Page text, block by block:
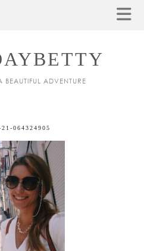
BEAUTIFUL ADVENTURE
064324905